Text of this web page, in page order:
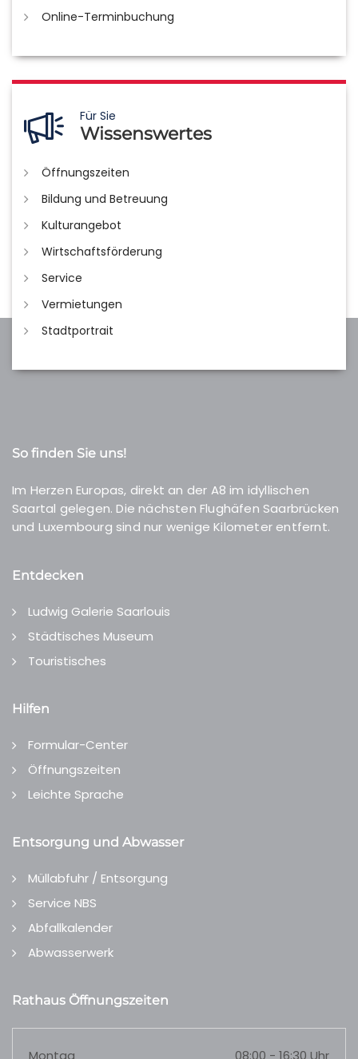
Online-Terminbuchung
Für Sie
Wissenswertes
Öffnungszeiten
Bildung und Betreuung
Kulturangebot
Wirtschaftsförderung
Service
Vermietungen
Stadtportrait
So finden Sie uns!
Im Herzen Europas, direkt an der A8 im idyllischen
Saartal gelegen. Die nächsten Flughäfen Saarbrücken
und Luxembourg sind nur wenige Kilometer entfernt.
Entdecken
Ludwig Galerie Saarlouis
Städtisches Museum
Touristisches
Hilfen
Formular-Center
Öffnungszeiten
Leichte Sprache
Entsorgung und Abwasser
Müllabfuhr / Entsorgung
Service NBS
Abfallkalender
Abwasserwerk
Rathaus Öffnungszeiten
Montag 08:00 - 16:30 Uhr